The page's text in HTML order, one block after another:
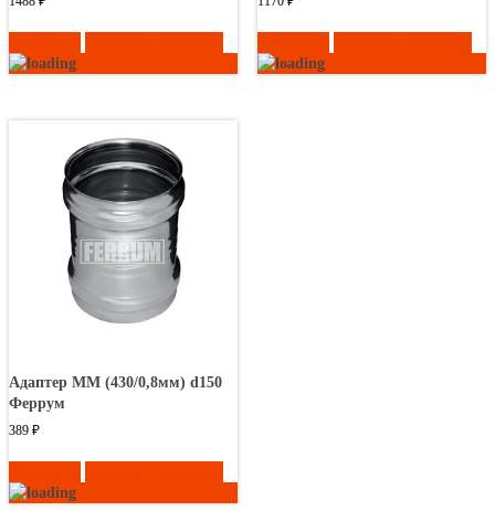
Адаптер ММ (430/0,8мм) d150
Феррум
389 ₽